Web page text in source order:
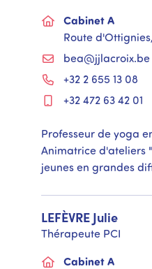
Cabinet A
Route
bea@jjlacroix.be
+32 2 655 13 08
+32 472 63 42 01
Professeur de yoga
Animatrice d'ateliers
jeunes en grandes
LEFÈVRE Julie
Thérapeute PCI
Cabinet A